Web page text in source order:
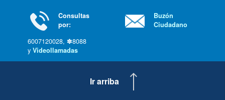
Consultas
por:
6007120028, ✽8088
y Videollamadas
Buzón
Ciudadano
Ir arriba